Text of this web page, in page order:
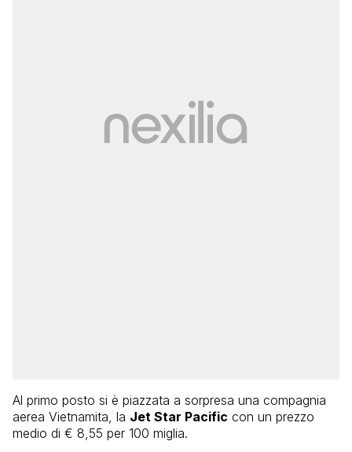
Al primo posto si è piazzata a sorpresa una compagnia
aerea Vietnamita, la Jet Star Pacific con un prezzo
medio di € 8,55 per 100 miglia.